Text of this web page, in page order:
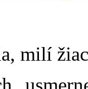
milí